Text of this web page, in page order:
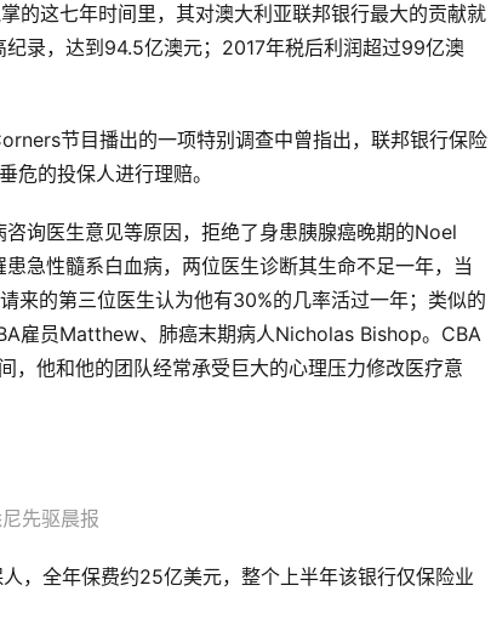
的这七年时间里，其对澳大利亚联邦银行最大的贡献就
录，达到94.5亿澳元；2017年税后利润超过99亿澳
节目播出的一项特别调查中曾指出，联邦银行保险
的投保人进行理赔。
询医生意见等原因，拒绝了身患胰腺癌晚期的Noel
急性髓系白血病，两位医生诊断其生命不足一年，当
来的第三位医生认为他有30%的几率活过一年；类似的
雇员Matthew、肺癌末期病人Nicholas Bishop。CBA
，他和他的团队经常承受巨大的心理压力修改医疗意
先驱晨报
，全年保费约25亿美元，整个上半年该银行仅保险业